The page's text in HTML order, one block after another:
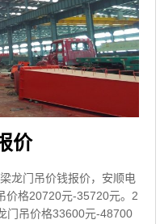
价
龙门吊价钱报价，安顺电
价格20720元-35720元。2
门吊价格33600元-48700